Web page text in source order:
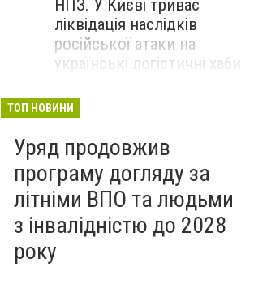
НПЗ. У Києві триває
ліквідація наслідків
російської атаки на
українські логістичні хаби
"Птахи Одіна" оприлюднили
бойової роботи, - ВІДЕО
20:54
5 серпня
ТОП НОВИНИ
Уряд продовжив
програму догляду за
літніми ВПО та людьми
з інвалідністю до 2028
року